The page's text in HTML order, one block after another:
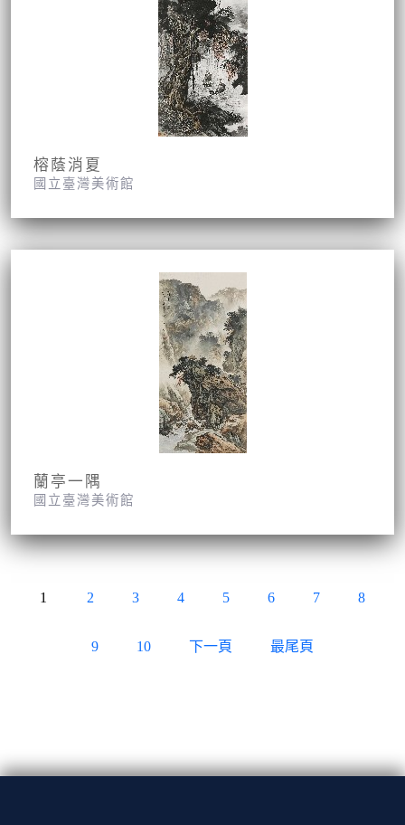
榕蔭消夏
國立臺灣美術館
蘭亭一隅
國立臺灣美術館
1 2 3 4 5 6 7 8
9 10 下一頁 最尾頁